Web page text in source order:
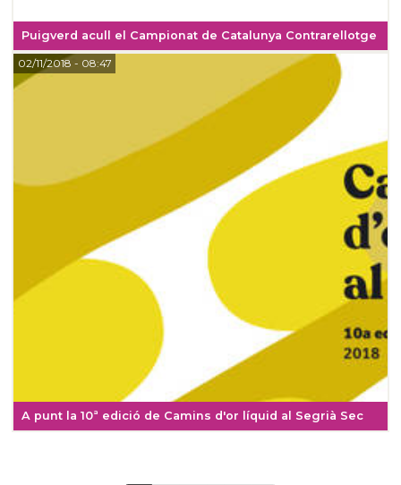
Puigverd acull el Campionat de Catalunya Contrarellotge
A punt la 10ª edició de Camins d'or líquid al Segrià Sec
02/11/2018 - 08:47